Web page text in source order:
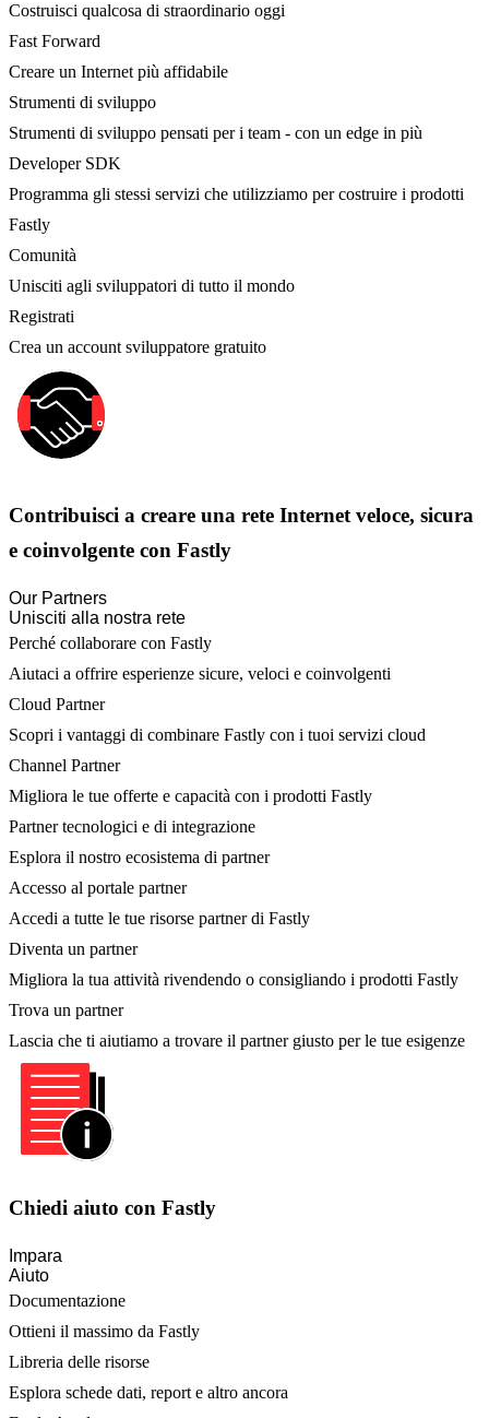
Costruisci qualcosa di straordinario oggi
Fast Forward
Creare un Internet più affidabile
Strumenti di sviluppo
Strumenti di sviluppo pensati per i team - con un edge in più
Developer SDK
Programma gli stessi servizi che utilizziamo per costruire i prodotti
Fastly
Comunità
Unisciti agli sviluppatori di tutto il mondo
Registrati
Crea un account sviluppatore gratuito
Contribuisci a creare una rete Internet veloce, sicura
e coinvolgente con Fastly
Our Partners
Unisciti alla nostra rete
Perché collaborare con Fastly
Aiutaci a offrire esperienze sicure, veloci e coinvolgenti
Cloud Partner
Scopri i vantaggi di combinare Fastly con i tuoi servizi cloud
Channel Partner
Migliora le tue offerte e capacità con i prodotti Fastly
Partner tecnologici e di integrazione
Esplora il nostro ecosistema di partner
Accesso al portale partner
Accedi a tutte le tue risorse partner di Fastly
Diventa un partner
Migliora la tua attività rivendendo o consigliando i prodotti Fastly
Trova un partner
Lascia che ti aiutiamo a trovare il partner giusto per le tue esigenze
Chiedi aiuto con Fastly
Impara
Aiuto
Documentazione
Ottieni il massimo da Fastly
Libreria delle risorse
Esplora schede dati, report e altro ancora